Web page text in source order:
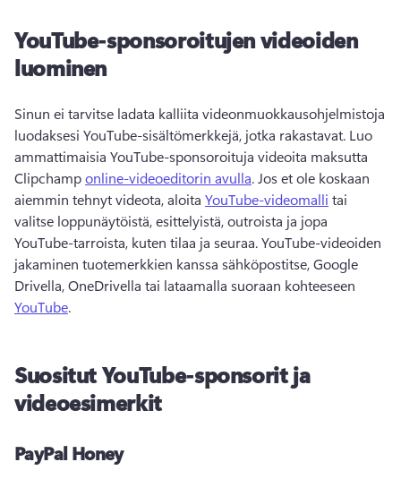
YouTube-sponsoroitujen videoiden
luominen
Sinun ei tarvitse ladata kalliita videonmuokkausohjelmistoja
luodaksesi YouTube-sisältömerkkejä, jotka rakastavat. Luo
ammattimaisia YouTube-sponsoroituja videoita maksutta
Clipchamp online-videoeditorin avulla. Jos et ole koskaan
aiemmin tehnyt videota, aloita YouTube-videomalli tai
valitse loppunäytöistä, esittelyistä, outroista ja jopa
YouTube-tarroista, kuten tilaa ja seuraa. YouTube-videoiden
jakaminen tuotemerkkien kanssa sähköpostitse, Google
Drivella, OneDrivella tai lataamalla suoraan kohteeseen
YouTube.
Suositut YouTube-sponsorit ja
videoesimerkit
PayPal Honey